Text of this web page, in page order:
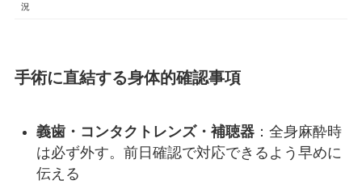
況
手術に直結する身体的確認事項
義歯・コンタクトレンズ・補聴器：全身麻酔時
は必ず外す。前日確認で対応できるよう早めに
伝える